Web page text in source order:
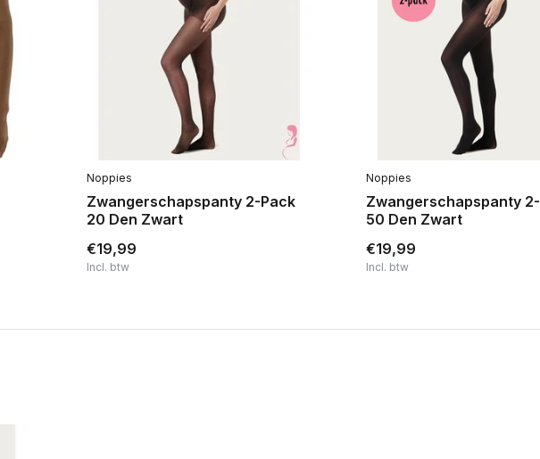
Noppies
Zwangerschapspanty 2-Pack
20 Den Zwart
€19,99
Incl. btw
Noppies
Zwangerschapspanty
50 Den Zwart
€19,99
Incl. btw